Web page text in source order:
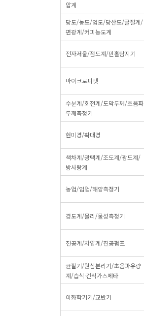
압계
당도/농도/염도/당산도/굴절계/
편광계/커피농도계
전자저울/점도계/핀홀탐지기
마이크로피펫
수분계/회전계/도막두께/초음파
두께측정기
현미경/확대경
색차계/광택계/조도계/광도계/
방사랑계
농업/임업/해양측정기
경도계/물리/물성측정기
진공계/차압계/진공펌프
균질기/원심분리기/초음파유량
계/습식·건식가스메타
이화학기기/교반기